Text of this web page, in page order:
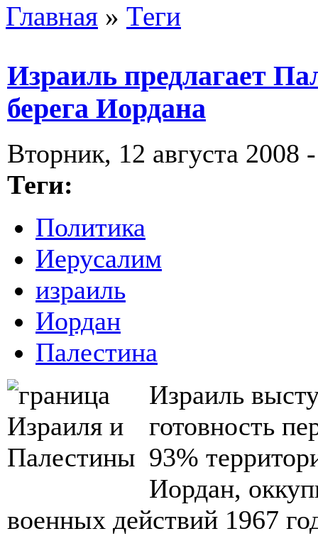
Главная » Теги
Израиль предлагает
берега Иордана
Вторник, 12 августа 2008
Теги:
Политика
Иерусалим
израиль
Иордан
Палестина
Израиль
готовность
93%
Иордан,
военных действий 1967